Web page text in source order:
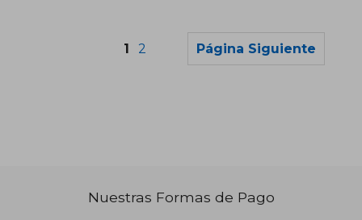
1 2 Página Siguiente
Nuestras Formas de Pago